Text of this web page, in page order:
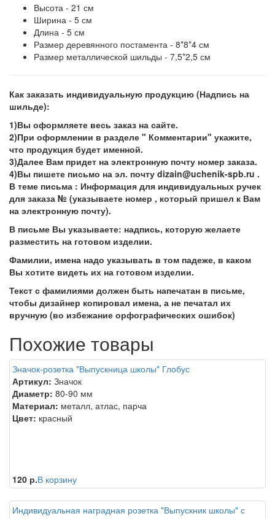
Высота - 21 см
Ширина - 5 см
Длина - 5 см
Размер деревянного постамента - 8*8*4 см
Размер металлической шильды - 7,5*2,5 см
Как заказать индивидуальную продукцию (Надпись на
шильде):
1)Вы оформляете весь заказ на сайте.
2)При оформлении в разделе " Комментарии" укажите,
что продукция будет именной.
3)Далее Вам придет на электронную почту номер заказа.
4)Вы пишете письмо на эл. почту dizain@uchenik-spb.ru .
В теме письма : Информация для индивидуальных ручек
для заказа № (указываете номер , который пришел к Вам
на электронную почту).
В письме Вы указываете: надпись, которую желаете
разместить на готовом изделии.
Фамилии, имена надо указывать в том падеже, в каком
Вы хотите видеть их на готовом изделии.
Текст с фамилиями должен быть напечатан в письме,
чтобы дизайнер копировал имена, а не печатал их
вручную (во избежание орфографических ошибок)
Похожие товары
Значок-розетка "Выпускница школы" Глобус
Артикул: Значок
Диаметр: 80-90 мм
Материал: металл, атлас, парча
Цвет: красный
120 р.В корзину
Индивидуальная наградная розетка "Выпускник школы" с